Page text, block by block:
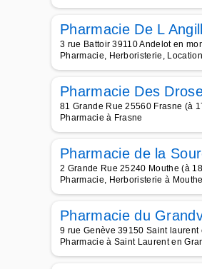
Pharmacie De L
3 rue Battoir 39110 Andelot en
Pharmacie, Herboristerie,
Pharmacie Des
81 Grande Rue 25560 Frasne (à
Pharmacie à Frasne
Pharmacie de la
2 Grande Rue 25240 Mouthe (à
Pharmacie, Herboristerie à Mouthe
Pharmacie du
9 rue Genève 39150 Saint
Pharmacie à Saint Laurent en